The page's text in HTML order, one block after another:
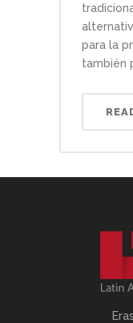
para la
también